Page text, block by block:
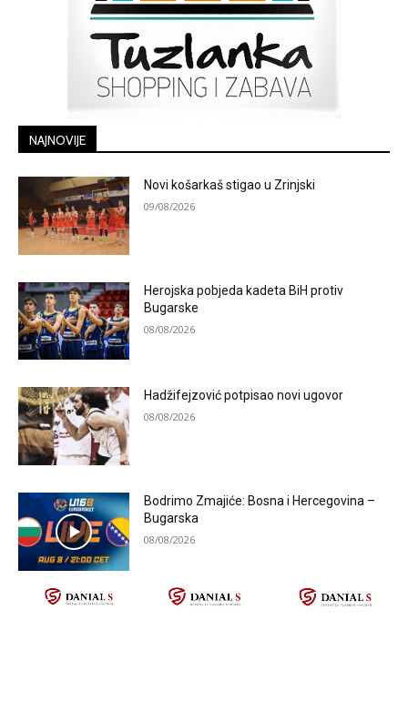
NAJNOVIJE
Novi košarkaš stigao u Zrinjski
09/08/2026
Herojska pobjeda kadeta BiH protiv
Bugarske
08/08/2026
Hadžifejzović potpisao novi ugovor
08/08/2026
Bodrimo Zmajiće: Bosna i Hercegovina –
Bugarska
08/08/2026